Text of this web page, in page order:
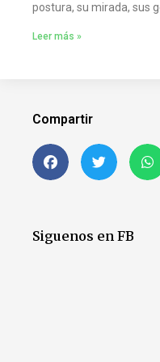
postura, su mirada, sus
Leer más »
Compartir
Siguenos en FB